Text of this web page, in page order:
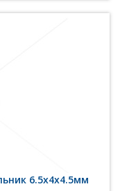
6.5х4х4.5мм